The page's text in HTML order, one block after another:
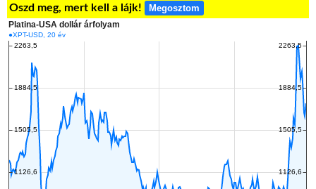
Oszd meg, mert kell a lájk! Megosztom